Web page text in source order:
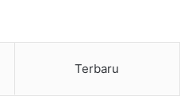
Terbaru